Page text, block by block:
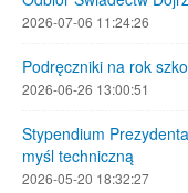
2026-07-06 11:24:26
Podręczniki na rok
2026-06-26 13:00:51
Stypendium
myśl techniczną
2026-05-20 18:32:27